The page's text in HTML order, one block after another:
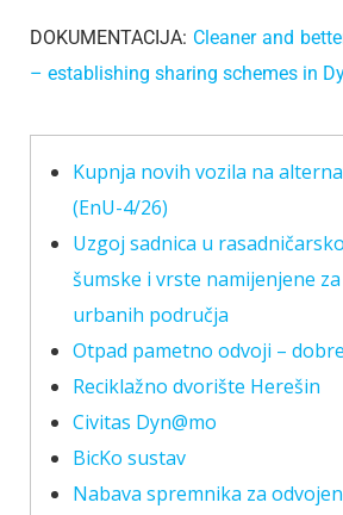
DOKUMENTACIJA: Cleaner and
– establishing sharing schemes in
Kupnja novih vozila na
(EnU-4/26)
Uzgoj sadnica u
šumske i vrste namijenjene
urbanih područja
Otpad pametno odvoji –
Reciklažno dvorište Herešin
Civitas Dyn@mo
BicKo sustav
Nabava spremnika za